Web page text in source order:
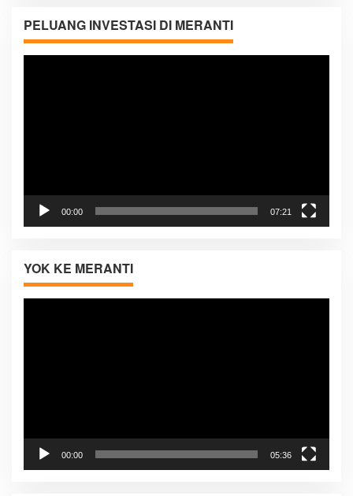
PELUANG INVESTASI DI MERANTI
Pemutar
00:00 07:21
YOK KE MERANTI
00:00 05:36